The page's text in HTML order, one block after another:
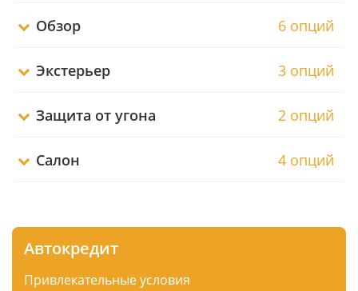
Обзор 6 опций
Экстерьер 3 опций
Защита от угона 2 опций
Салон 4 опций
Автокредит
Привлекательные условия